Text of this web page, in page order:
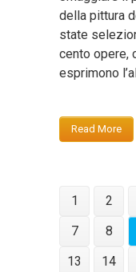
della pittura
state
cento opere,
esprimono
Read More
1 2
7
8
13
14